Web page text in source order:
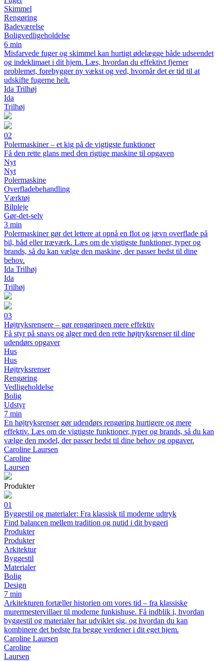
Skimmel
Rengøring
Badeværelse
Boligvedligeholdelse
6 min
Misfarvede fuger og skimmel kan hurtigt ødelægge både udseendet
og indeklimaet i dit hjem. Læs, hvordan du effektivt fjerner
problemet, forebygger ny vækst og ved, hvornår det er tid til at
udskifte fugerne helt.
Ida Trilhøj
Ida
Trilhøj
02
Polermaskiner – et kig på de vigtigste funktioner
Få den rette glans med den rigtige maskine til opgaven
Nyt
Nyt
Polermaskine
Overfladebehandling
Værktøj
Bilpleje
Gør-det-selv
3 min
Polermaskiner gør det lettere at opnå en flot og jævn overflade på
bil, båd eller træværk. Læs om de vigtigste funktioner, typer og
brands, så du kan vælge den maskine, der passer bedst til dine
behov.
Ida Trilhøj
Ida
Trilhøj
03
Højtryksrensere – gør rengøringen mere effektiv
Få styr på snavs og alger med den rette højtryksrenser til dine
udendørs opgaver
Hus
Hus
Højtryksrenser
Rengøring
Vedligeholdelse
Bolig
Udstyr
7 min
En højtryksrenser gør udendørs rengøring hurtigere og mere
effektiv. Læs om de vigtigste funktioner, typer og brands, så du kan
vælge den model, der passer bedst til dine behov og opgaver.
Caroline Laursen
Caroline
Laursen
Produkter
01
Byggestil og materialer: Fra klassisk til moderne udtryk
Find balancen mellem tradition og nutid i dit byggeri
Produkter
Produkter
Arkitektur
Byggestil
Materialer
Bolig
Design
7 min
Arkitekturen fortæller historien om vores tid – fra klassiske
murermestervillaer til moderne funkishuse. Få indblik i, hvordan
byggestil og materialer har udviklet sig, og hvordan du kan
kombinere det bedste fra begge verdener i dit eget hjem.
Caroline Laursen
Caroline
Laursen